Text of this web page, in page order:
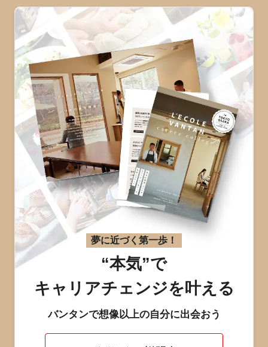
夢に近づく第一歩！
“本気”で
キャリアチェンジを叶える
バンタンで想像以上の自分に出会おう